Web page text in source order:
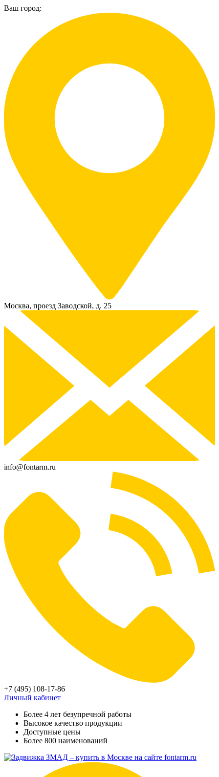
Ваш город:
Москва, проезд Заводской, д. 25
info@fontarm.ru
+7 (495) 108-17-86
Личный кабинет
Более 4 лет безупречной работы
Высокое качество продукции
Доступные цены
Более 800 наименований